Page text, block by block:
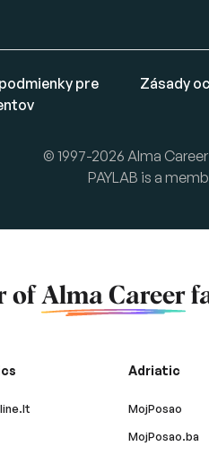
pre
Zásady
© 1997-2026 Alma
PAYLAB is a
of Alma Career
Adriatic
MojPosao
MojPosao.ba